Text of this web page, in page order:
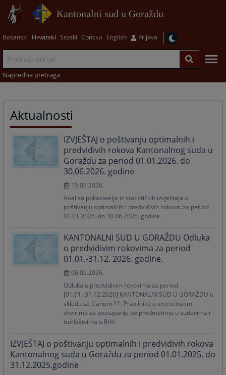
Kantonalni sud u Goraždu
Bosanski Hrvatski Srpski Српски English Prijava
Napredna pretraga
Aktualnosti
IZVJEŠTAJ o poštivanju optimalnih i
predvidivih rokova Kantonalnog suda u
Goraždu za period 01.01.2026. do
30.06.2026. godine
15.07.2026.
Analiza pokazatelja iz statističkih izvještaja o
poštivanju optimalnih i predvidivih rokova: za period
01.01.2026. do 30.06.2026. godine.
KANTONALNI SUD U GORAŽDU Odluka
o predvidivim rokovima za period
01.01.-31.12. 2026. godine.
06.02.2026.
Odluka o predvidivim rokovima za period
[01.01.-31.12.2026] KANTONALNI SUD U GORAŽDU u
skladu sa članom 11. Pravilnika o vremenskim
okvirima za postupanje po predmetima u sudovima i
tužilaštvima u BiH.
IZVJEŠTAJ o poštivanju optimalnih i predvidivih rokova
Kantonalnog suda u Goraždu za period 01.01.2025. do
31.12.2025.godine